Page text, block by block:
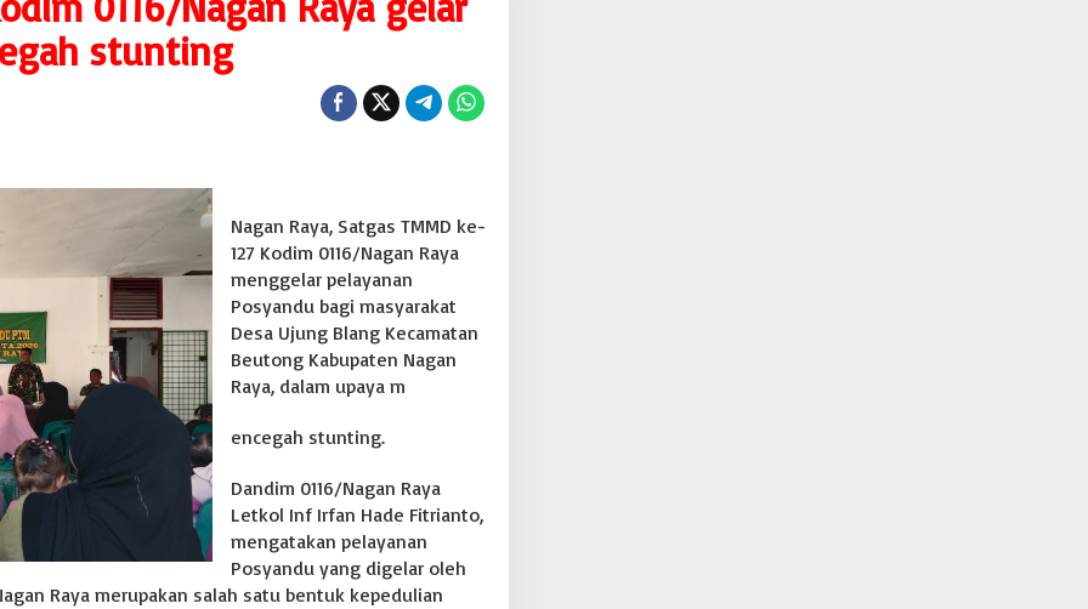
stunting
Nagan Raya, Satgas TMMD ke-
127 Kodim 0116/Nagan Raya
menggelar pelayanan
Posyandu bagi masyarakat
Desa Ujung Blang Kecamatan
Beutong Kabupaten Nagan
Raya, dalam upaya m
encegah stunting.
Dandim 0116/Nagan Raya
Letkol Inf Irfan Hade Fitrianto,
mengatakan pelayanan
Posyandu yang digelar oleh
Raya merupakan salah satu bentuk kepedulian